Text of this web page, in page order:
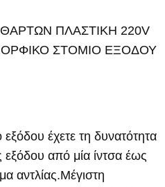
ΠΛΑΣΤΙΚΗ 220V
ΣΤΟΜΙΟ ΕΞΟΔΟΥ
έχετε τη δυνατότητα
εξόδου από μία ίντσα έως
αντλίας.Μέγιστη